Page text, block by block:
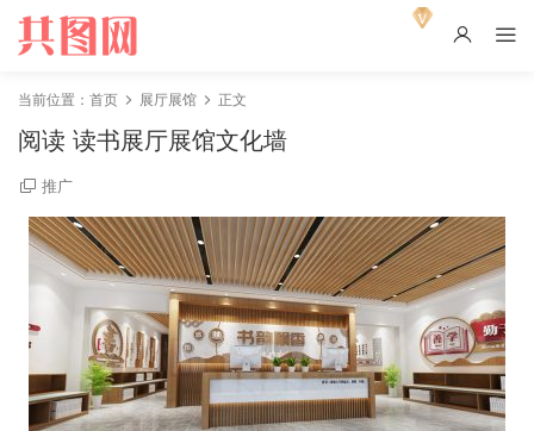
当前位置： 首页 展厅展馆 正文
阅读 读书展厅展馆文化墙
推广